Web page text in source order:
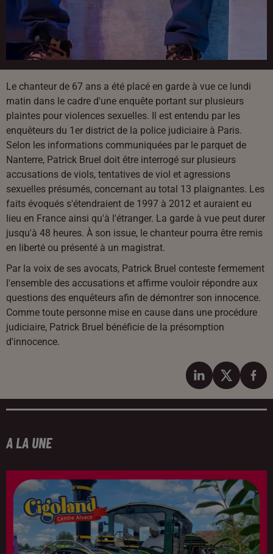
Le chanteur de 67 ans a été placé en garde à vue ce lundi
matin dans le cadre d'une enquête portant sur plusieurs
plaintes pour violences sexuelles. Il est entendu par les
enquêteurs du 1er district de la police judiciaire à Paris.
Selon les informations communiquées par le parquet de
Nanterre, Patrick Bruel doit être interrogé sur plusieurs
accusations de viols, tentatives de viol et agressions
sexuelles présumés, concernant au total 13 plaignantes. Les
faits évoqués s'étendraient de 1997 à 2012 et auraient eu
lieu en France ainsi qu'à l'étranger. La garde à vue peut durer
jusqu'à 48 heures. À son issue, le chanteur pourra être remis
en liberté ou présenté à un magistrat.
Par la voix de ses avocats, Patrick Bruel conteste fermement
l'ensemble des accusations et affirme vouloir répondre aux
questions des enquêteurs afin de démontrer son innocence.
Comme toute personne mise en cause dans une procédure
judiciaire, Patrick Bruel bénéficie de la présomption
d'innocence.
A LA UNE